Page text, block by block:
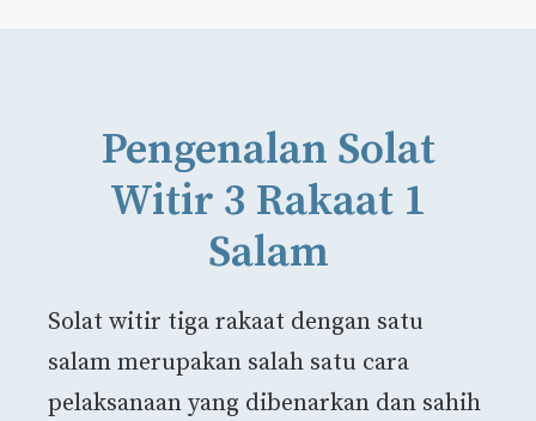
Pengenalan Solat
Witir 3 Rakaat 1
Salam
Solat witir tiga rakaat dengan satu
salam merupakan salah satu cara
pelaksanaan yang dibenarkan dan sahih